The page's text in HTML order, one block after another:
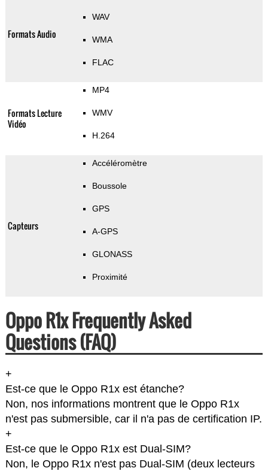
Formats Audio
WAV
WMA
FLAC
Formats Lecture
Vidéo
MP4
WMV
H.264
Capteurs
Accéléromètre
Boussole
GPS
A-GPS
GLONASS
Proximité
Oppo R1x Frequently Asked
Questions (FAQ)
+
Est-ce que le Oppo R1x est étanche?
Non, nos informations montrent que le Oppo R1x
n'est pas submersible, car il n'a pas de certification IP.
+
Est-ce que le Oppo R1x est Dual-SIM?
Non, le Oppo R1x n'est pas Dual-SIM (deux lecteurs